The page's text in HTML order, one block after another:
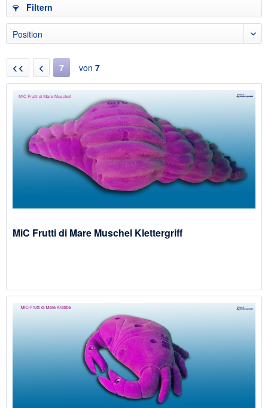
Filtern
7 von 7
MiC Frutti di Mare Muschel Klettergriff